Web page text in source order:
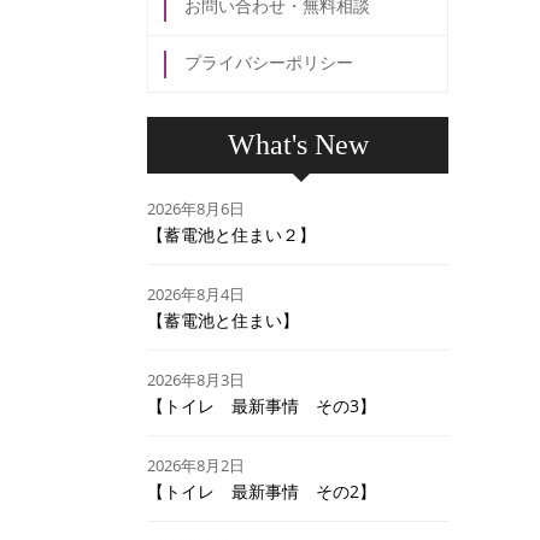
お問い合わせ・無料相談
プライバシーポリシー
What's New
2026年8月6日
【蓄電池と住まい２】
2026年8月4日
【蓄電池と住まい】
2026年8月3日
【トイレ 最新事情 その3】
2026年8月2日
【トイレ 最新事情 その2】